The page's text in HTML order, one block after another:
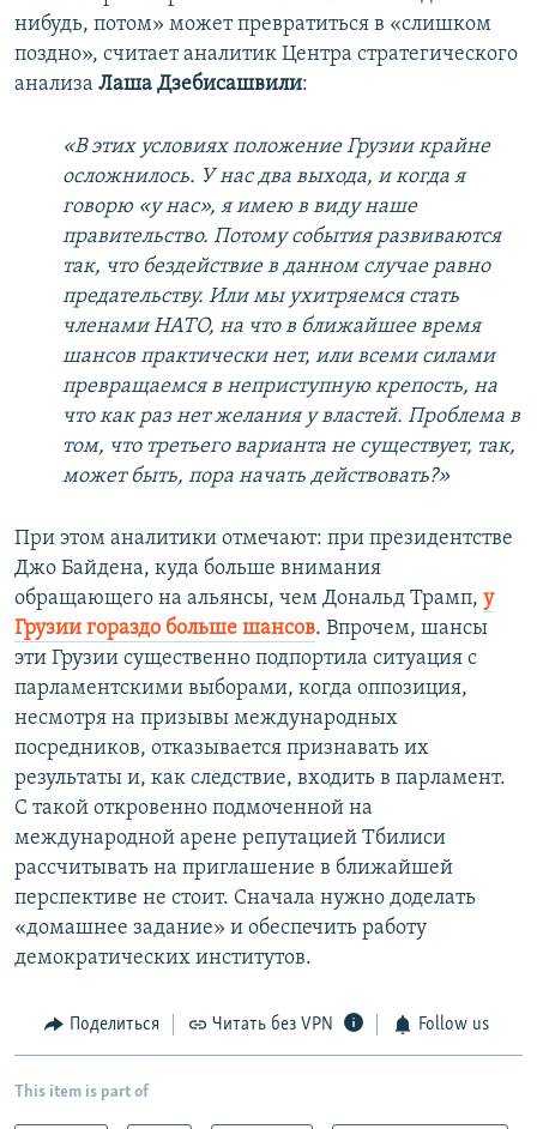
нибудь, потом» может превратиться в «слишком
поздно», считает аналитик Центра стратегического
анализа Лаша Дзебисашвили:
«В этих условиях положение Грузии крайне
осложнилось. У нас два выхода, и когда я
говорю «у нас», я имею в виду наше
правительство. Потому события развиваются
так, что бездействие в данном случае равно
предательству. Или мы ухитряемся стать
членами НАТО, на что в ближайшее время
шансов практически нет, или всеми силами
превращаемся в неприступную крепость, на
что как раз нет желания у властей. Проблема в
том, что третьего варианта не существует, так,
может быть, пора начать действовать?»
При этом аналитики отмечают: при президентстве
Джо Байдена, куда больше внимания
обращающего на альянсы, чем Дональд Трамп, у
Грузии гораздо больше шансов. Впрочем, шансы
эти Грузии существенно подпортила ситуация с
парламентскими выборами, когда оппозиция,
несмотря на призывы международных
посредников, отказывается признавать их
результаты и, как следствие, входить в парламент.
С такой откровенно подмоченной на
международной арене репутацией Тбилиси
рассчитывать на приглашение в ближайшей
перспективе не стоит. Сначала нужно доделать
«домашнее задание» и обеспечить работу
демократических институтов.
Поделиться Читать без VPN Follow us
This item is part of